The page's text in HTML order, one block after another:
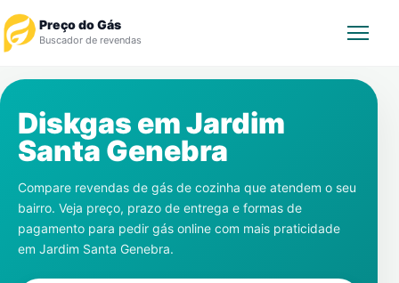
Preço do Gás
Buscador de revendas
Revendedor
Notícias
Cadastre-se
Diskgas emJardim
Santa Genebra
Compare revendas de gás de cozinha que atendem o seu
bairro. Veja preço, prazo de entrega e formas de
pagamento para pedir gás online com mais praticidade
em Jardim Santa Genebra.